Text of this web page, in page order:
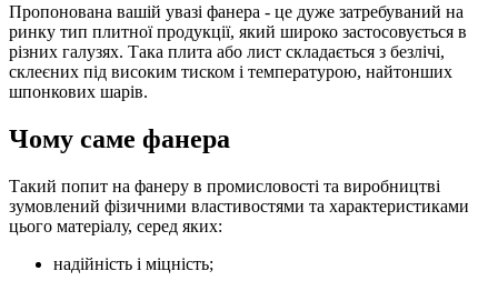
Пропонована вашій увазі фанера - це дуже затребуваний на
ринку тип плитної продукції, який широко застосовується в
різних галузях. Така плита або лист складається з безлічі,
склеєних під високим тиском і температурою, найтонших
шпонкових шарів.
Чому саме фанера
Такий попит на фанеру в промисловості та виробництві
зумовлений фізичними властивостями та характеристиками
цього матеріалу, серед яких:
надійність і міцність;